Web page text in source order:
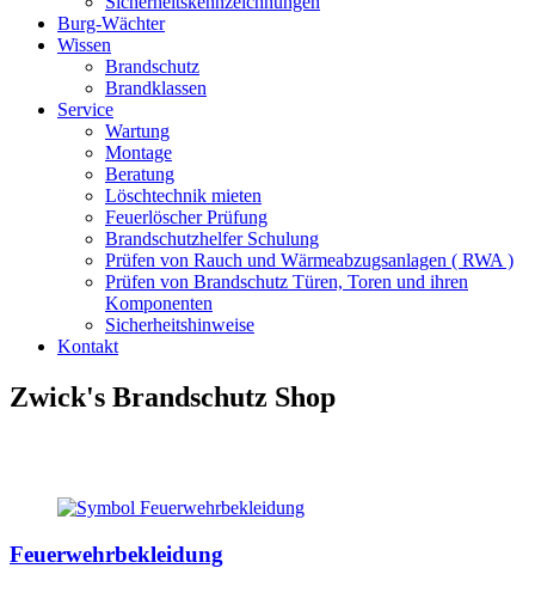
Burg-Wächter
Wissen
Brandschutz
Brandklassen
Service
Wartung
Montage
Beratung
Löschtechnik mieten
Feuerlöscher Prüfung
Brandschutzhelfer Schulung
Prüfen von Rauch und Wärmeabzugsanlagen ( RWA )
Prüfen von Brandschutz Türen, Toren und ihren
Komponenten
Sicherheitshinweise
Kontakt
Zwick's Brandschutz Shop
Feuerwehrbekleidung